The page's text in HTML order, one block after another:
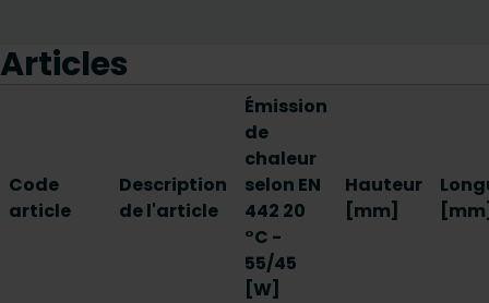
Articles
Code
article
Description
de l'article
Émission
de
chaleur
selon EN
442 20
°C -
55/45
[W]
Hauteur
[mm]